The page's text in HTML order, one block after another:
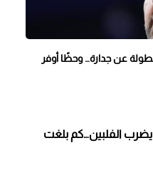
عن جدارة… وحظًا أوفر
يضرب الفلبين…كم بلغت